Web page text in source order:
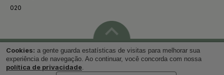
020
Voltar ao topo
Cookies: a gente guarda estatísticas de visitas para melhorar sua
experiência de navegação. Ao continuar, você concorda com nossa
política de privacidade.